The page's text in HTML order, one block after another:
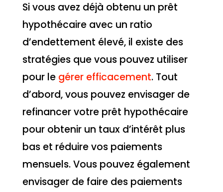
Si vous avez déjà obtenu un prêt
hypothécaire avec un ratio
d’endettement élevé, il existe des
stratégies que vous pouvez utiliser
pour le gérer efficacement. Tout
d’abord, vous pouvez envisager de
refinancer votre prêt hypothécaire
pour obtenir un taux d’intérêt plus
bas et réduire vos paiements
mensuels. Vous pouvez également
envisager de faire des paiements